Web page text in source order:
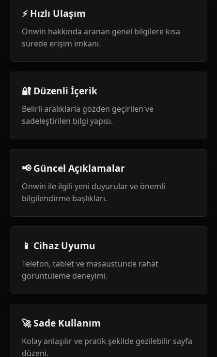
⚡ Hızlı Ulaşım
Onwin hakkında aranan genel bilgilere kısa
sürede erişim imkanı.
🔐 Düzenli İçerik
Belirli aralıklarla gözden geçirilen ve
sadeleştirilen bilgi yapısı.
📢 Güncel Açıklamalar
Onwin ile ilgili yeni duyurular ve önemli
bilgilendirme başlıkları.
📱 Cihaz Uyumu
Telefon, tablet ve masaüstünde rahat
görüntüleme deneyimi.
🚀 Sade Kullanım
Kolay anlaşılır ve pratik şekilde gezilebilir sayfa
düzeni.